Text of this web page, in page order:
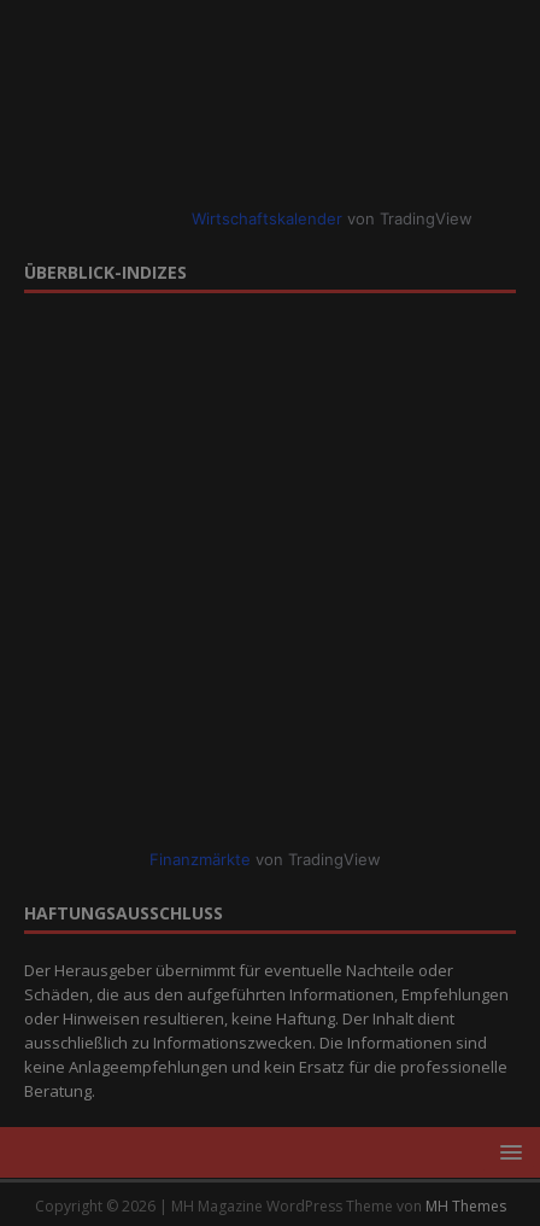
Wirtschaftskalendervon TradingView
ÜBERBLICK-INDIZES
Finanzmärkte von TradingView
HAFTUNGSAUSSCHLUSS
Der Herausgeber übernimmt für eventuelle Nachteile oder
Schäden, die aus den aufgeführten Informationen, Empfehlungen
oder Hinweisen resultieren, keine Haftung. Der Inhalt dient
ausschließlich zu Informationszwecken. Die Informationen sind
keine Anlageempfehlungen und kein Ersatz für die professionelle
Beratung.
Copyright © 2026 | MH Magazine WordPress Theme von MH Themes